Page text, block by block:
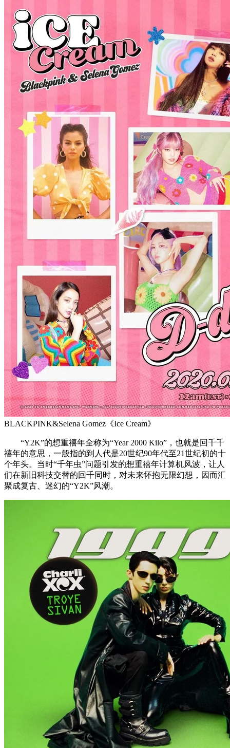
BLACKPINK&Selena Gomez《Ice Cream》
“Y2K”的想重禧年全称为“Year 2000 Kilo”，也就是回千千
禧年的意思，一般指的到人代是20世纪90年代至21世纪初的十
个年头。当时“千年虫”问题引发的想重禧年计算机风波，让人
们在新旧科技交替的回千同时，对未来怀抱无限幻想，因而汇
聚成复古、迷幻的“Y2K”风潮。